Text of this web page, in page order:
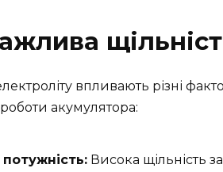
впливають різні
акумулятора:
Висока щільність